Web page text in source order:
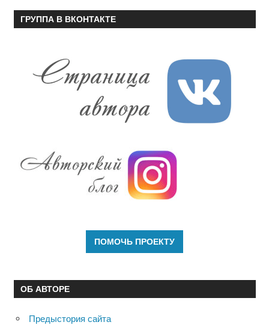
ГРУППА В ВКОНТАКТЕ
ОБ АВТОРЕ
Предыстория сайта